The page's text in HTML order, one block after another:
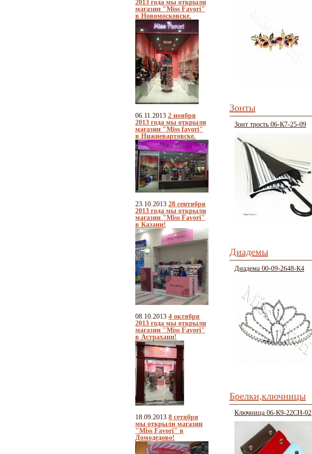
2013 года мы открыли
магазин "Miss Favori"
в Новомосковске.
06.11.2013 2 ноября
2013 года мы открыли
магазин "Miss favori"
в Нижневартовске.
23.10.2013 28 сентября
2013 года мы открыли
магазин "Miss Favori"
в Казани!
08.10.2013 4 октября
2013 года мы открыли
магазин "Miss Favori"
в Астрахани!
18.09.2013 8 сетября
мы открыли магазин
"Miss Favori" в
Домодедово!
Зонты
Зонт трость 06-К7-25-09
Диадемы
Диадема 00-09-2648-К4
Брелки,ключницы
Ключница 06-К9-22CH-02